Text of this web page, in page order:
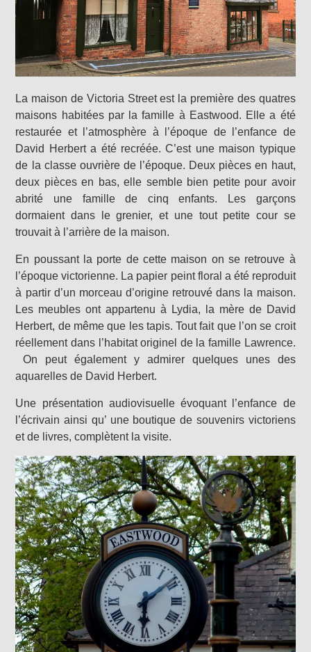
La maison de Victoria Street est la première des quatres
maisons habitées par la famille à Eastwood. Elle a été
restaurée et l’atmosphère à l’époque de l’enfance de
David Herbert a été recréée. C’est une maison typique
de la classe ouvrière de l’époque. Deux pièces en haut,
deux pièces en bas, elle semble bien petite pour avoir
abrité une famille de cinq enfants. Les garçons
dormaient dans le grenier, et une tout petite cour se
trouvait à l’arrière de la maison.
En poussant la porte de cette maison on se retrouve à
l’époque victorienne. La papier peint floral a été reproduit
à partir d’un morceau d’origine retrouvé dans la maison.
Les meubles ont appartenu à Lydia, la mère de David
Herbert, de même que les tapis. Tout fait que l’on se croit
réellement dans l’habitat originel de la famille Lawrence.
On peut également y admirer quelques unes des
aquarelles de David Herbert.
Une présentation audiovisuelle évoquant l’enfance de
l’écrivain ainsi qu’ une boutique de souvenirs victoriens
et de livres, complètent la visite.